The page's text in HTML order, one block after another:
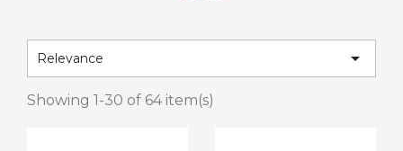
Relevance 
Showing 1-30 of 64 item(s)